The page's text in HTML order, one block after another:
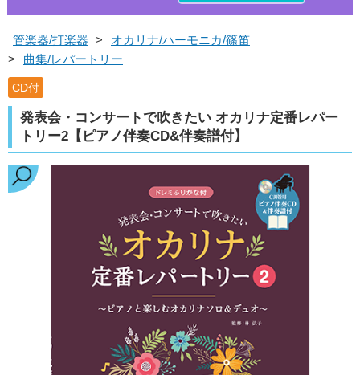
管楽器/打楽器 >
オカリナ/ハーモニカ/篠笛
>
曲集/レパートリー
CD付
発表会・コンサートで吹きたい オカリナ定番レパー
トリー2【ピアノ伴奏CD&伴奏譜付】